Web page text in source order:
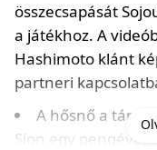
összecsapását
a játékhoz. A
Hashimoto klánt
partneri
A hősnő a
Sion egy pengével